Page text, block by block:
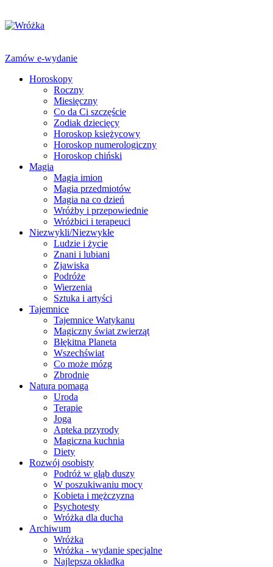
Zamów e-wydanie
Horoskopy
Roczny
Miesięczny
Co da Ci szczęście
Zodiak dziecięcy
Horoskop księżycowy
Horoskop numerologiczny
Horoskop chiński
Magia
Magia imion
Magia przedmiotów
Magia na co dzień
Wróżby i przepowiednie
Wróżbici i terapeuci
Niezwykli/Niezwykłe
Ludzie i życie
Znani i lubiani
Zjawiska
Podróże
Wierzenia
Sztuka i artyści
Tajemnice
Tajemnice Watykanu
Magiczny świat zwierząt
Błękitna Planeta
Wszechświat
Co może mózg
Zbrodnie
Natura pomaga
Uroda
Terapie
Joga
Apteka przyrody
Magiczna kuchnia
Diety
Rozwój osobisty
Podróż w głąb duszy
W poszukiwaniu mocy
Kobieta i mężczyzna
Psychotesty
Wróżka dla ducha
Archiwum
Wróżka
Wróżka - wydanie specjalne
Najlepsza okładka